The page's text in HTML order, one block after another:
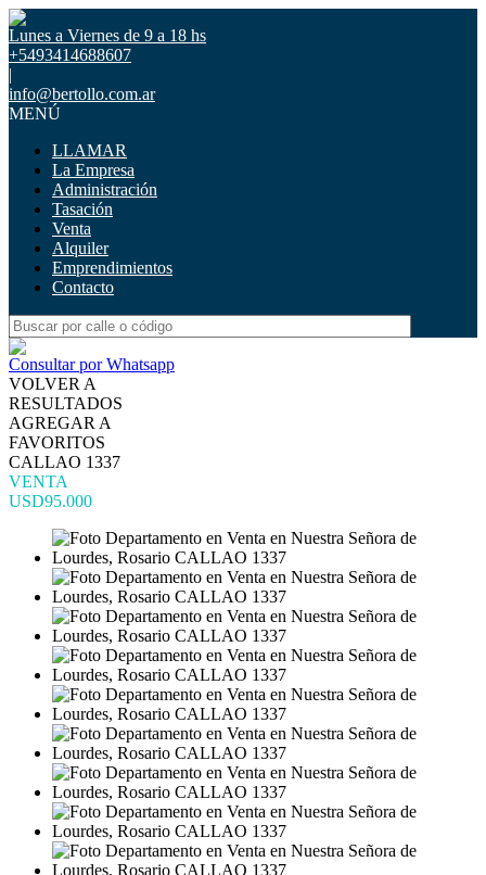
Lunes a Viernes de 9 a 18 hs
+5493414688607
|
info@bertollo.com.ar
MENÚ
LLAMAR
La Empresa
Administración
Tasación
Venta
Alquiler
Emprendimientos
Contacto
Consultar por Whatsapp
VOLVER A
RESULTADOS
AGREGAR A
FAVORITOS
CALLAO 1337
VENTA
USD95.000